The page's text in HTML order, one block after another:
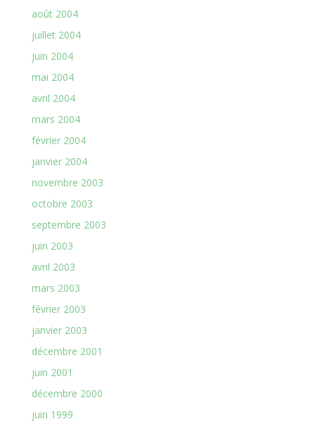
août 2004
juillet 2004
juin 2004
mai 2004
avril 2004
mars 2004
février 2004
janvier 2004
novembre 2003
octobre 2003
septembre 2003
juin 2003
avril 2003
mars 2003
février 2003
janvier 2003
décembre 2001
juin 2001
décembre 2000
juin 1999